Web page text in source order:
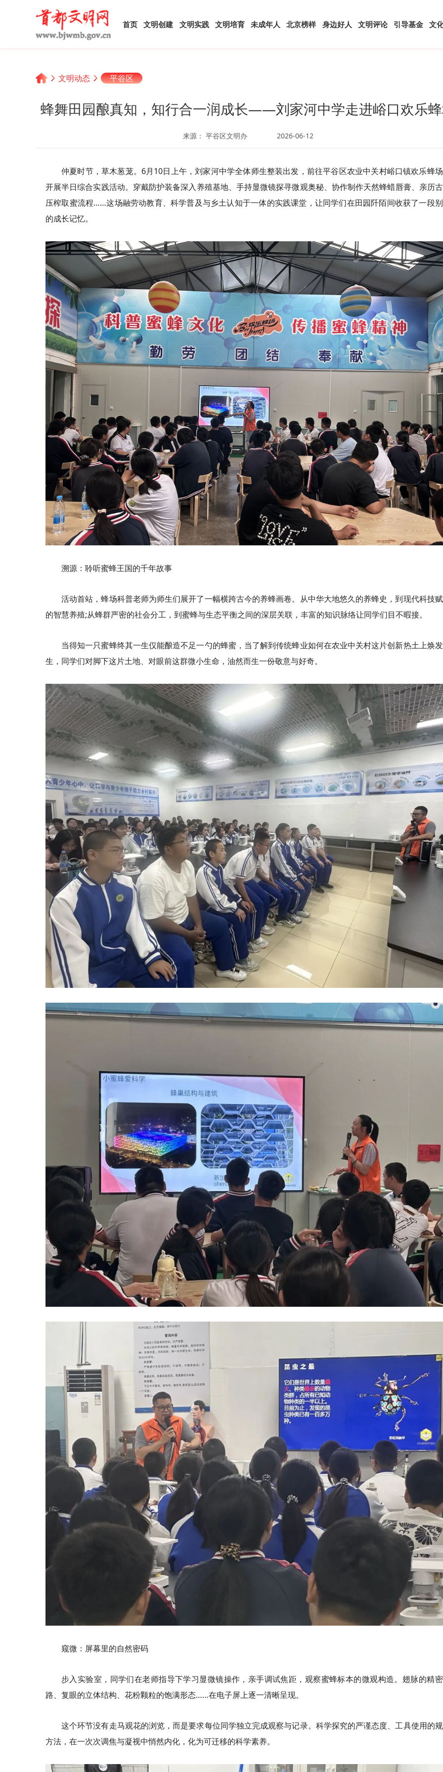
首页 文明创建 文明实践 文明培育 未成年人 北京榜样 身边好人 文明评论 引导基金 文
文明动态 平谷区
蜂舞田园酿真知，知行合一润成长——刘家河中学走进峪口欢乐
来源： 平谷区文明办 2026-06-12
仲夏时节，草木葱茏。6月10日上午，刘家河中学全体师生整装出发，前往平谷区农业中关村峪口镇欢乐蜂
开展半日综合实践活动。穿戴防护装备深入养殖基地、手持显微镜探寻微观奥秘、协作制作天然蜂蜡唇膏、亲历
压榨取蜜流程……这场融劳动教育、科学普及与乡土认知于一体的实践课堂，让同学们在田园阡陌间收获了一段
的成长记忆。
溯源：聆听蜜蜂王国的千年故事
活动首站，蜂场科普老师为师生们展开了一幅横跨古今的养蜂画卷。从中华大地悠久的养蜂史，到现代科技
的智慧养殖;从蜂群严密的社会分工，到蜜蜂与生态平衡之间的深层关联，丰富的知识脉络让同学们目不暇接。
当得知一只蜜蜂终其一生仅能酿造不足一勺的蜂蜜，当了解到传统蜂业如何在农业中关村这片创新热土上焕
生，同学们对脚下这片土地、对眼前这群微小生命，油然而生一份敬意与好奇。
窥微：屏幕里的自然密码
步入实验室，同学们在老师指导下学习显微镜操作，亲手调试焦距，观察蜜蜂标本的微观构造。翅脉的精
路、复眼的立体结构、花粉颗粒的饱满形态……在电子屏上逐一清晰呈现。
这个环节没有走马观花的浏览，而是要求每位同学独立完成观察与记录。科学探究的严谨态度、工具使用的
方法，在一次次调焦与凝视中悄然内化，化为可迁移的科学素养。